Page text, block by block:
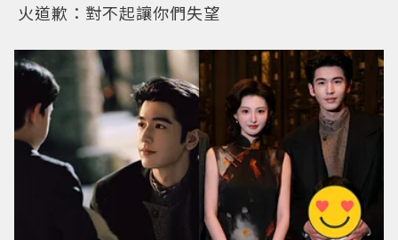
火道歉：對不起讓你們失望